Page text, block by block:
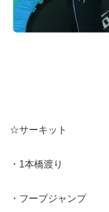
☆サーキット
・1本橋渡り
・フープジャンプ